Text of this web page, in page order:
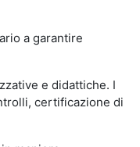
a garantire
e didattiche. I
certificazione di